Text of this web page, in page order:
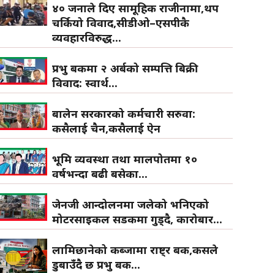
४० जनाले दिए सामूहिक राजीनामा,थप
चर्कियो विवाद,सीडीओ–एसपीकै
व्यवहारविरुद्ध...
प्रभु बैंकमा २ अर्बको सम्पत्ति बिक्री
विवाद: स्वार्थ...
बालेन सरकारको कर्मचारी सरुवा:
कसैलाई चैन,कसैलाई ऐन
भूमि व्यवस्था तथा मालपोतमा १०
वर्षभन्दा बढी बसेका...
जेनजी आन्दोलनमा जलेको भनिएको
मोटरसाइकल सडकमा गुड्दै, कारोबार...
लामिछानेको कब्जामा राष्ट्र बैंक,कसले
डुबाउँदै छ प्रभु बैंक...